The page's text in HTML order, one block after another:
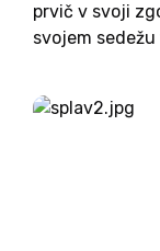
prvič v svoji
svojem
žaljivo. Letos
Benjumee